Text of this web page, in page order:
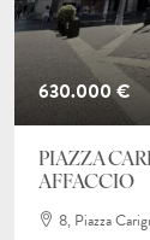
630.000 €
PIAZZA
AFFACCIO
8, Piazza